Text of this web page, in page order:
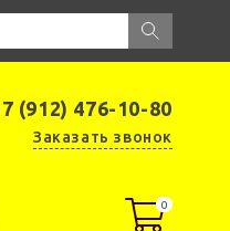
(912) 476-10-80
Заказать звонок
0
0